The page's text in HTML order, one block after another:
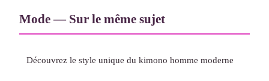
Mode — Sur le même sujet
Découvrez le style unique du kimono homme moderne